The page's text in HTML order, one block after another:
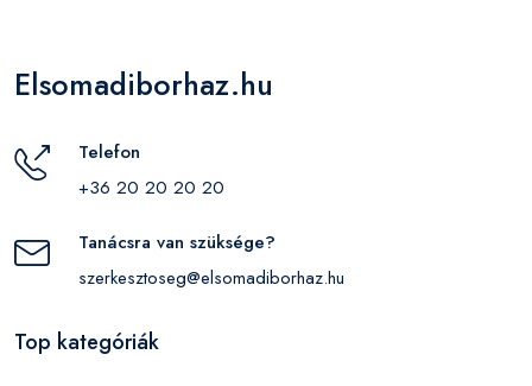
Elsomadiborhaz.hu
Telefon
+36 20 20 20 20
Tanácsra van szüksége?
szerkesztoseg@elsomadiborhaz.hu
Top kategóriák